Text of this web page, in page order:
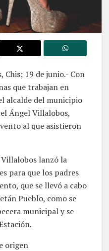
Chis; 19 de junio.- Con
que trabajan en
alcalde del municipio
Ángel Villalobos,
al que asistieron
Villalobos lanzó la
para que los padres
que se llevó a cabo
Pueblo, como se
municipal y se
origen